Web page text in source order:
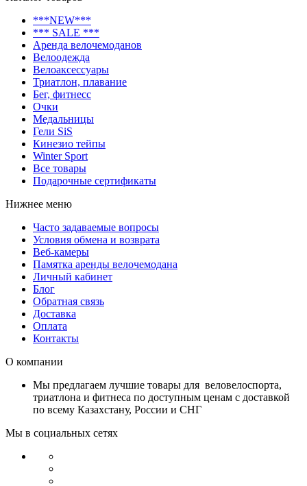
***NEW***
*** SALE ***
Аренда велочемоданов
Велоодежда
Велоаксессуары
Триатлон, плавание
Бег, фитнесс
Очки
Медальницы
Гели SiS
Кинезио тейпы
Winter Sport
Все товары
Подарочные сертификаты
Нижнее меню
Часто задаваемые вопросы
Условия обмена и возврата
Веб-камеры
Памятка аренды велочемодана
Личный кабинет
Блог
Обратная связь
Доставка
Оплата
Контакты
О компании
Мы предлагаем лучшие товары для веловелоспорта,
триатлона и фитнеса по доступным ценам с доставкой
по всему Казахстану, России и СНГ
Мы в социальных сетях